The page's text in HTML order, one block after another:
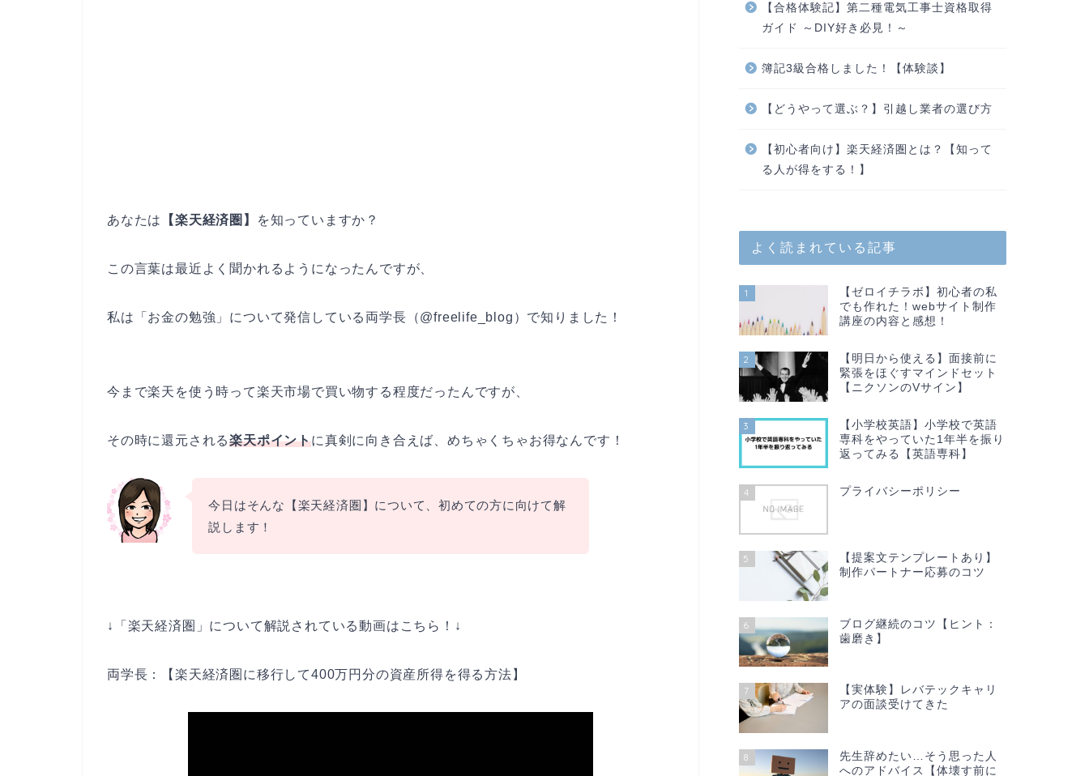
あなたは 【楽天経済圏】 を知っていますか？
この言葉は最近よく聞かれるようになったんですが、
私は「お金の勉強」について発信している両学長（@freelife_blog）で知りました！
今まで楽天を使う時って楽天市場で買い物する程度だったんですが、
その時に還元される楽天ポイントに真剣に向き合えば、めちゃくちゃお得なんです！
今日はそんな【楽天経済圏】について、初めての方に向けて解
説します！
↓「楽天経済圏」について解説されている動画はこちら！↓
両学長：【楽天経済圏に移行して400万円分の資産所得を得る方法】
【合格体験記】第二種電気工事士資格取得
ガイド ～DIY好き必見！～
簿記3級合格しました！【体験談】
【どうやって選ぶ？】引越し業者の選び方
【初心者向け】楽天経済圏とは？【知って
る人が得をする！】
よく読まれている記事
1
【ゼロイチラボ】初心者の私
でも作れた！webサイト制作
講座の内容と感想！
2
【明日から使える】面接前に
緊張をほぐすマインドセット
【ニクソンのVサイン】
3
【小学校英語】小学校で英語
専科をやっていた1年半を振り
返ってみる【英語専科】
4 プライバシーポリシー
5
【提案文テンプレートあり】
制作パートナー応募のコツ
6
ブログ継続のコツ【ヒント：
歯磨き】
7
【実体験】レバテックキャリ
アの面談受けてきた
8
先生辞めたい…そう思った人
へのアドバイス【体壊す前に